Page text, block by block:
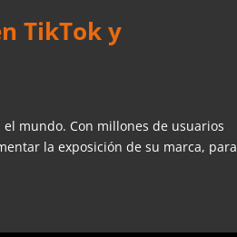
TikTok y
mundo. Con millones de usuarios
la exposición de su marca, para